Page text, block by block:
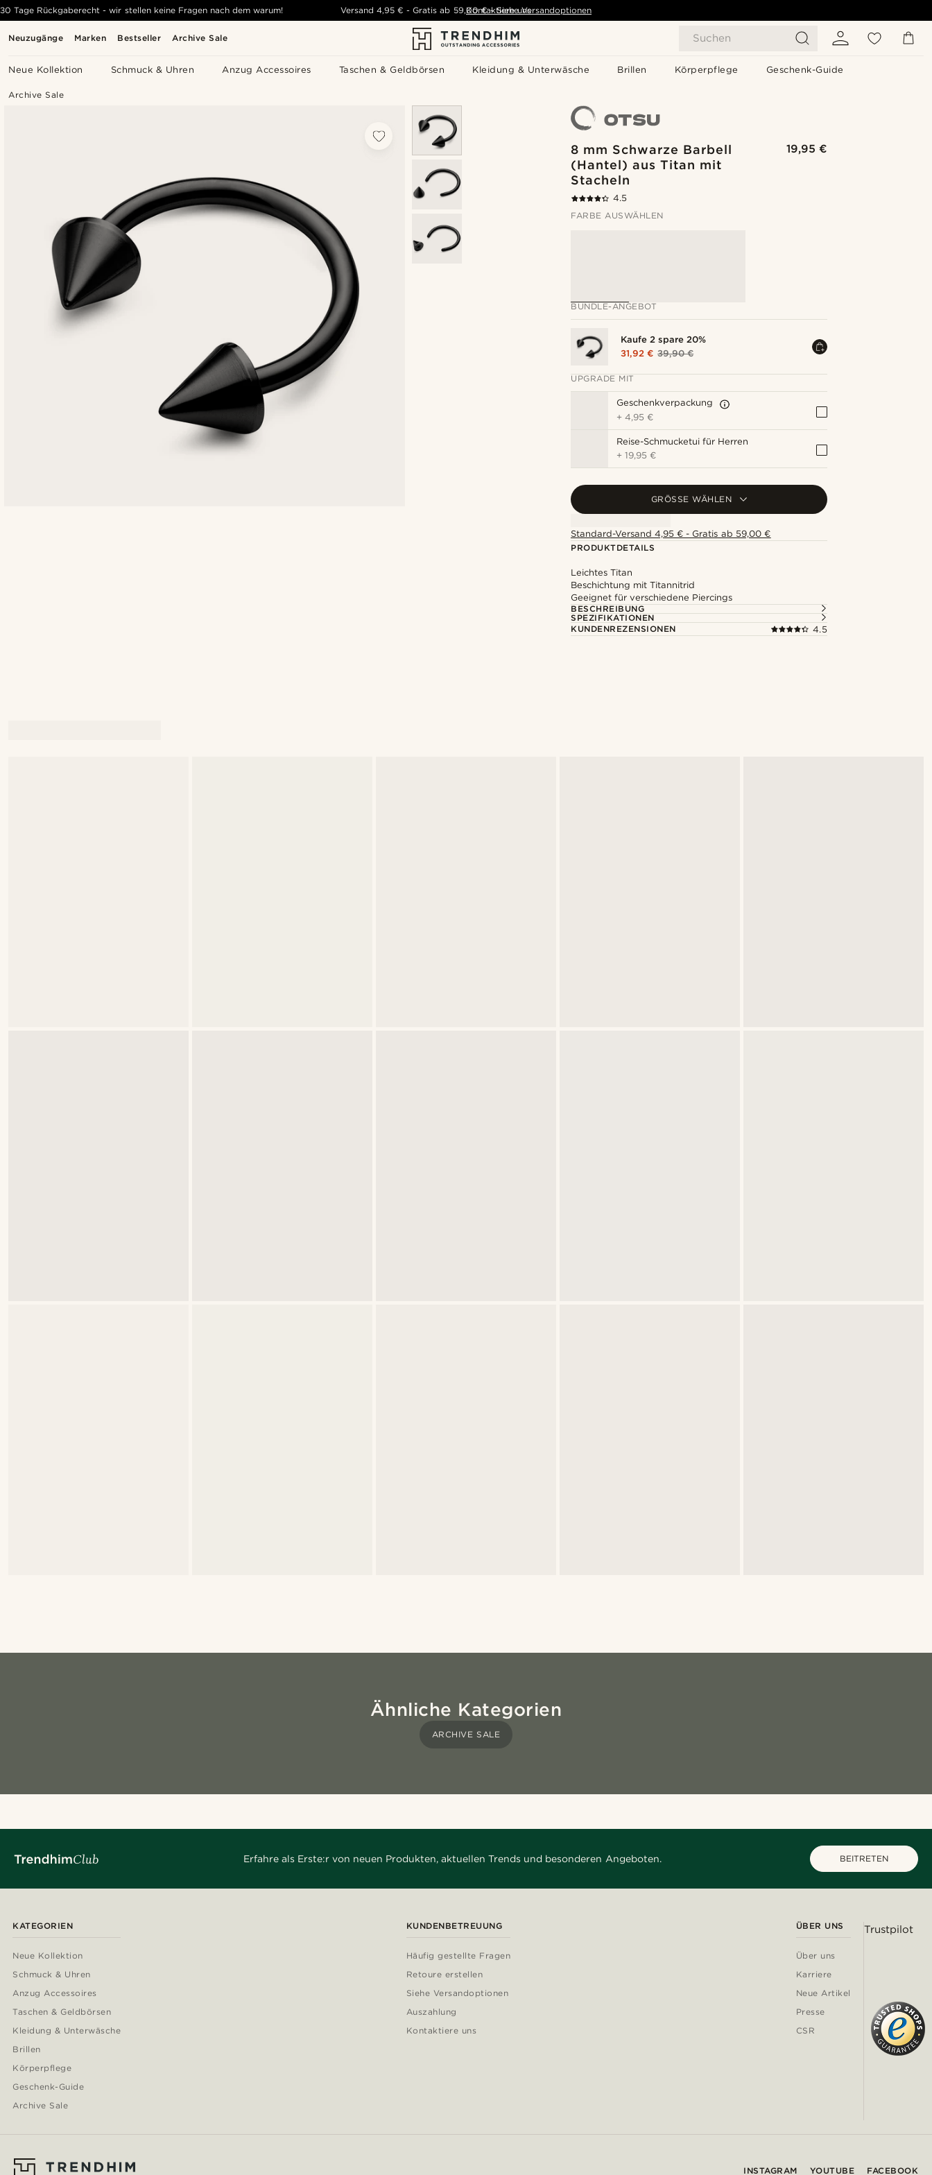
Neuzugänge Marken Bestseller Archive Sale Suchen
Neue Kollektion Schmuck & Uhren Anzug Accessoires Taschen & Geldbörsen Kleidung & Unterwäsche Brillen Körperpflege Geschenk-Guide
30 Tage Rückgaberecht - wir stellen keine Fragen nach dem warum! Versand 4,95 € -Gratis ab 59,00 € - Siehe Versandoptionen
Kontaktiere uns
Archive Sale
8 mm Schwarze Barbell
(Hantel) aus Titan mit
Stacheln
19,95 €
4.5
FARBE AUSWÄHLEN
BUNDLE-ANGEBOT
Kaufe 2 spare 20%
31,92 € 39,90 €
UPGRADE MIT
Geschenkverpackung
+4,95 €
Reise-Schmucketui für Herren
+19,95 €
GRÖSSE WÄHLEN
Standard-Versand 4,95 € - Gratis ab 59,00 €
PRODUKTDETAILS
Leichtes Titan
Beschichtung mit Titannitrid
Geeignet für verschiedene Piercings
BESCHREIBUNG
SPEZIFIKATIONEN
KUNDENREZENSIONEN
4.5
Ähnliche Kategorien
ARCHIVE SALE
Erfahre als Erste:r von neuen Produkten, aktuellen Trends und besonderen Angeboten. BEITRETEN
KATEGORIEN
Neue Kollektion
Schmuck & Uhren
Anzug Accessoires
Taschen & Geldbörsen
Kleidung & Unterwäsche
Brillen
Körperpflege
Geschenk-Guide
Archive Sale
KUNDENBETREUUNG
Häufig gestellte Fragen
Retoure erstellen
Siehe Versandoptionen
Auszahlung
Kontaktiere uns
ÜBER UNS
Über uns
Karriere
Neue Artikel
Presse
CSR
Trustpilot
INSTAGRAM YOUTUBE FACEBOOK